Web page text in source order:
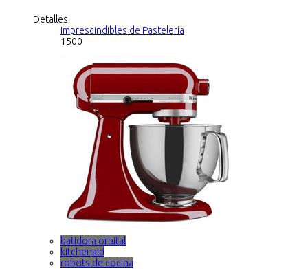
Detalles
Imprescindibles de Pastelería
1500
batidora orbital
kitchenaid
robots de cocina